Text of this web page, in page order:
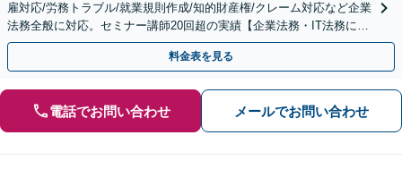
雇対応/労務トラブル/就業規則作成/知的財産権/クレーム対応など企業
法務全般に対応。セミナー講師20回超の実績【企業法務・IT法務に精
通】
料金表を見る
電話でお問い合わせ メールでお問い合わせ